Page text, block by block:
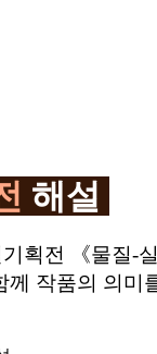
해설
획전 《물질-
작품의 의미